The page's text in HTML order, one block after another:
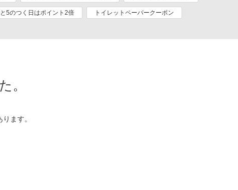
5のつく日はポイント2倍 トイレットペーパークーポン
。
ます。